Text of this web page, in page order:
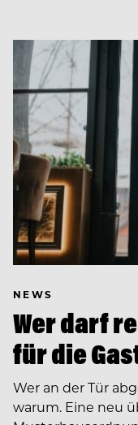
NEWS
Wer darf
für die
Wer an der Tür
warum. Eine neu